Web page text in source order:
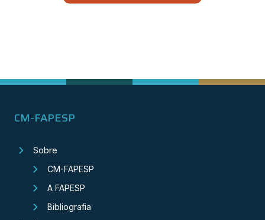
CM-FAPESP
Sobre
CM-FAPESP
A FAPESP
Bibliografia